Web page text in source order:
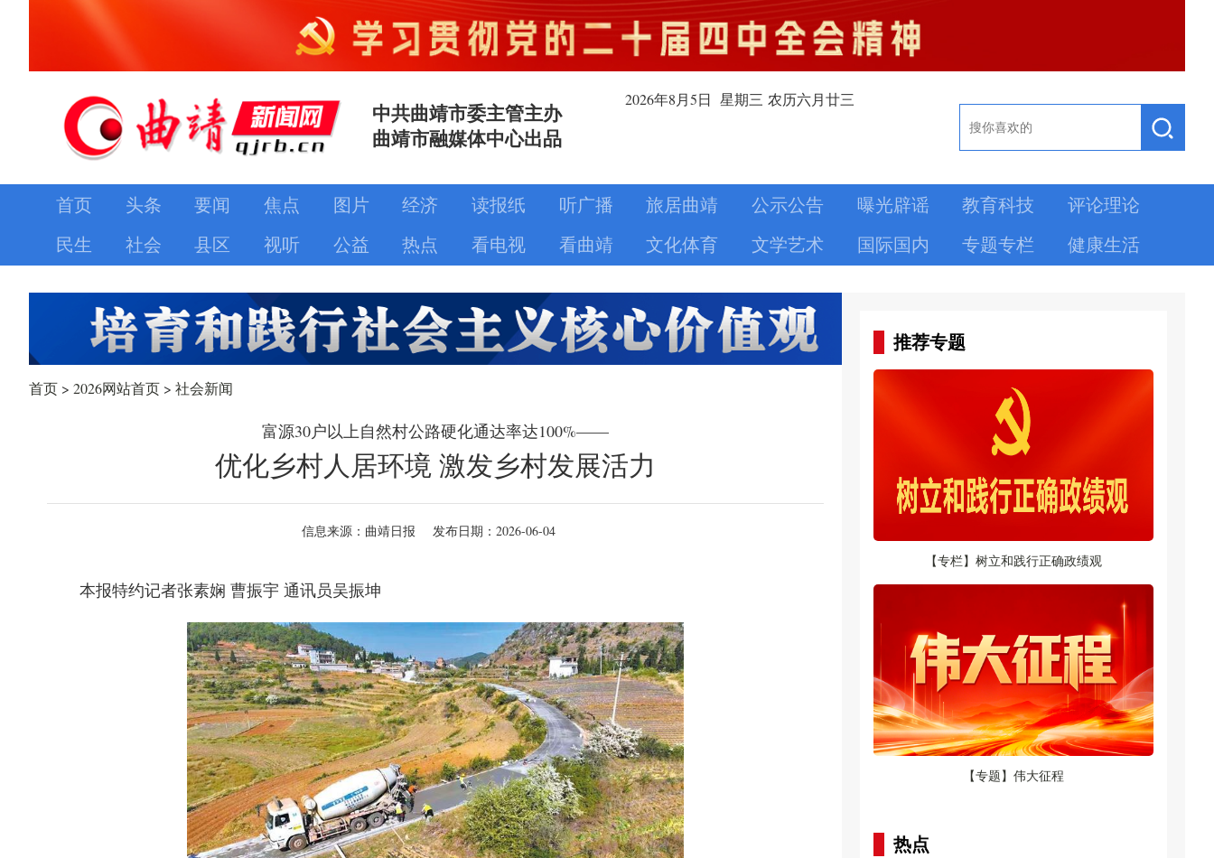
中共曲靖市委主管主办
曲靖市融媒体中心出品
2026年8月5日 星期三 农历六月廿三
首页 头条 要闻 焦点 图片 经济 读报纸 听广播 旅居曲靖 公示公告 曝光辟谣 教育科技
评论理论
民生
社会 县区 视听 公益 热点 看电视 看曲靖 文化体育 文学艺术 国际国内 专题专栏 健康生活
首页 > 2026网站首页 > 社会新闻
富源30户以上自然村公路硬化通达率达100%——
优化乡村人居环境 激发乡村发展活力
信息来源：曲靖日报 发布日期：2026-06-04
本报特约记者张素娴 曹振宇 通讯员吴振坤
推荐专题
【专栏】树立和践行正确政绩观
【专题】伟大征程
热点